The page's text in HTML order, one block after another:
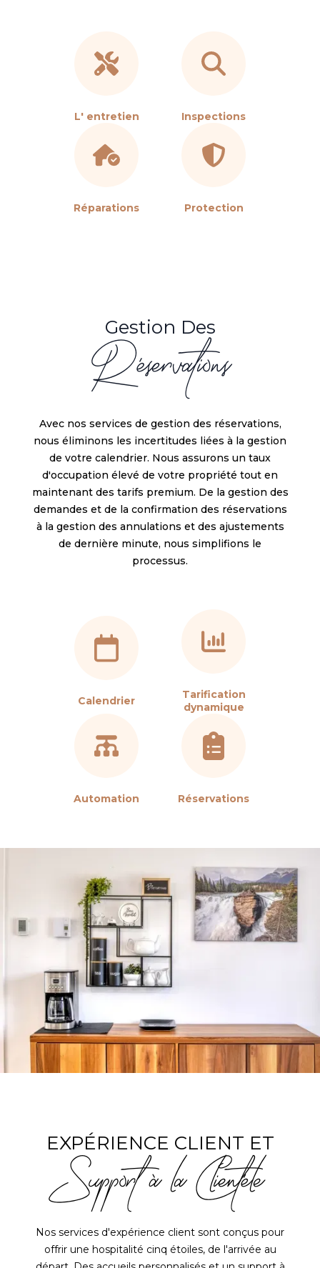
L' entretien Inspections
Réparations Protection
Gestion Des
Réservations
Avec nos services de gestion des réservations,
nous éliminons les incertitudes liées à la gestion
de votre calendrier. Nous assurons un taux
d'occupation élevé de votre propriété tout en
maintenant des tarifs premium. De la gestion des
demandes et de la confirmation des réservations
à la gestion des annulations et des ajustements
de dernière minute, nous simplifions le
processus.
Calendrier
Tarification
dynamique
Automation Réservations
EXPÉRIENCE CLIENT ET
Support à la Clientéle
Nos services d'expérience client sont conçus pour
offrir une hospitalité cinq étoiles, de l'arrivée au